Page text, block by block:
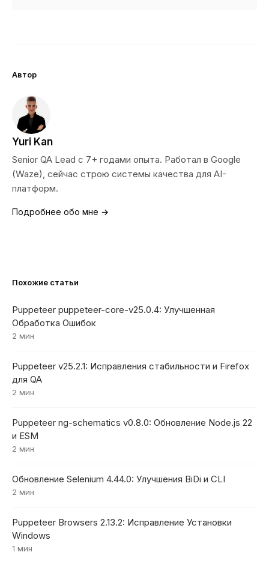
Автор
Yuri Kan
Senior QA Lead с 7+ годами опыта. Работал в Google
(Waze), сейчас строю системы качества для AI-
платформ.
Подробнее обо мне →
Похожие статьи
Puppeteer puppeteer-core-v25.0.4: Улучшенная
Обработка Ошибок
2 мин
Puppeteer v25.2.1: Исправления стабильности и Firefox
для QA
2 мин
Puppeteer ng-schematics v0.8.0: Обновление Node.js 22
и ESM
2 мин
Обновление Selenium 4.44.0: Улучшения BiDi и CLI
2 мин
Puppeteer Browsers 2.13.2: Исправление Установки
Windows
1 мин